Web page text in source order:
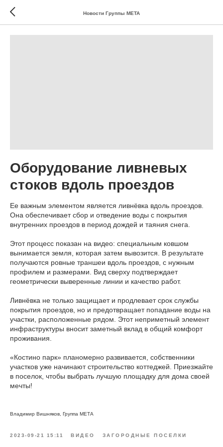
Новости Группы МЕТА
Оборудование ливневых
стоков вдоль проездов
Ее важным элементом является ливнёвка вдоль проездов.
Она обеспечивает сбор и отведение воды с покрытия
внутренних проездов в период дождей и таяния снега.
Этот процесс показан на видео: специальным ковшом
вынимается земля, которая затем вывозится. В результате
получаются ровные траншеи вдоль проездов, с нужным
профилем и размерами. Вид сверху подтверждает
геометрически выверенные линии и качество работ.
Ливнёвка не только защищает и продлевает срок службы
покрытия проездов, но и предотвращает попадание воды на
участки, расположенные рядом. Этот неприметный элемент
инфраструктуры вносит заметный вклад в общий комфорт
проживания.
«Костино парк» планомерно развивается, собственники
участков уже начинают строительство коттеджей. Приезжайте
в поселок, чтобы выбрать лучшую площадку для дома своей
мечты!
Владимир Вишняков, Группа МЕТА
2023-09-21 15:11 ВИДЕО ЗАГОРОДНЫЕ ПОСЕЛКИ